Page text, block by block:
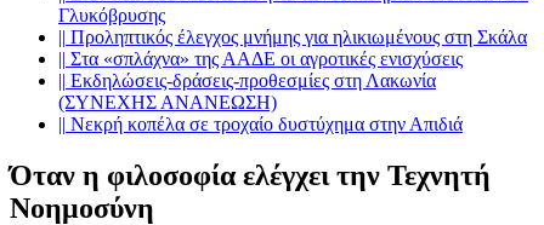
Γλυκόβρυσης
|| Προληπτικός έλεγχος μνήμης για ηλικιωμένους στη Σκάλα
|| Στα «σπλάχνα» της ΑΑΔΕ οι αγροτικές ενισχύσεις
|| Εκδηλώσεις-δράσεις-προθεσμίες στη Λακωνία
(ΣΥΝΕΧΗΣ ΑΝΑΝΕΩΣΗ)
|| Νεκρή κοπέλα σε τροχαίο δυστύχημα στην Απιδιά
Όταν η φιλοσοφία ελέγχει την Τεχνητή
Νοημοσύνη